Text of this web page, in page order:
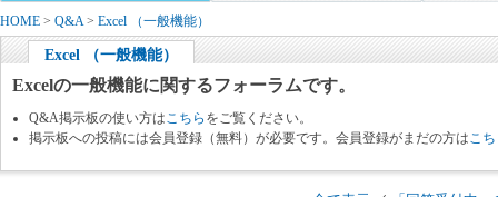
HOME > Q&A> Excel （一般機能）
Excel （一般機能）
Excelの一般機能に関するフォーラムです。
Q&A掲示板の使い方は こちら をご覧ください。
掲示板への投稿には会員登録（無料）が必要です。会員登録がまだの方は こ